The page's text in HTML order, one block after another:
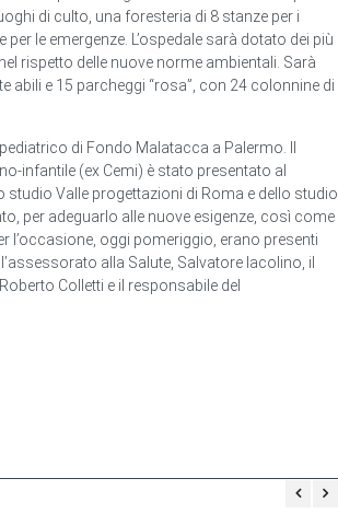
di culto, una foresteria di 8 stanze per i
le emergenze. L’ospedale sarà dotato dei più
rispetto delle nuove norme ambientali. Sarà
abili e 15 parcheggi “rosa”, con 24 colonnine di
di Fondo Malatacca a Palermo. Il
infantile (ex Cemi) è stato presentato al
Valle progettazioni di Roma e dello studio
per adeguarlo alle nuove esigenze, così come
l’occasione, oggi pomeriggio, erano presenti
alla Salute, Salvatore Iacolino, il
Colletti e il responsabile del